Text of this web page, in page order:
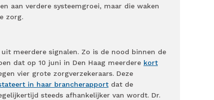
aan verdere systeemgroei, maar die waken
zorg.
meerdere signalen. Zo is de nood binnen de
dat op 10 juni in Den Haag meerdere kort
vier grote zorgverzekeraars. Deze
in haar brancherapport dat de
steeds afhankelijker van wordt. Dr.